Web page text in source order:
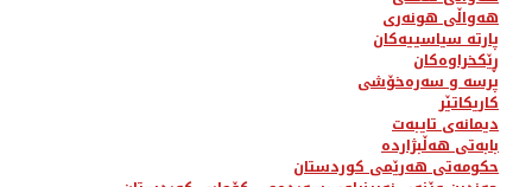
هەواڵی هونەری
پارتە سیاسییەکان
ڕێکخراوەکان
پرسە و سەرەخۆشی
کاریکاتێر
دیمانەی تایبەت
بابەتی هەڵبژاردە
حکومەتی هەرێمی کوردستان